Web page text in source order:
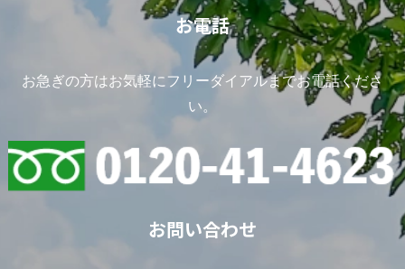
お電話
お急ぎの方はお気軽にフリーダイアルまでお電話くださ
い。
お問い合わせ